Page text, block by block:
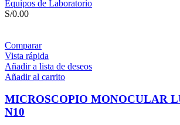
Equipos de Laboratorio
S/0.00
Comparar
Vista rápida
Añadir a lista de deseos
Añadir al carrito
MICROSCOPIO MONOCULAR
N10